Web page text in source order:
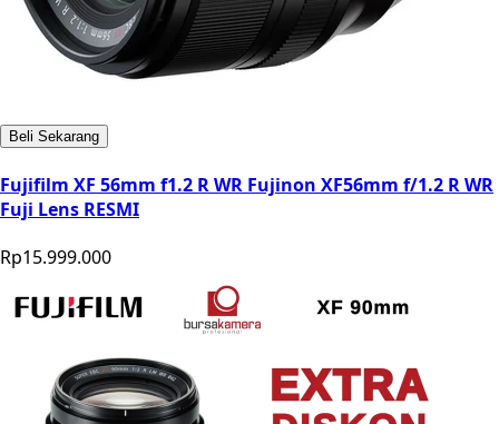
Beli Sekarang
Fujifilm XF 56mm f1.2 R WR Fujinon XF56mm f/1.2 R WR
Fuji Lens RESMI
Rp15.999.000